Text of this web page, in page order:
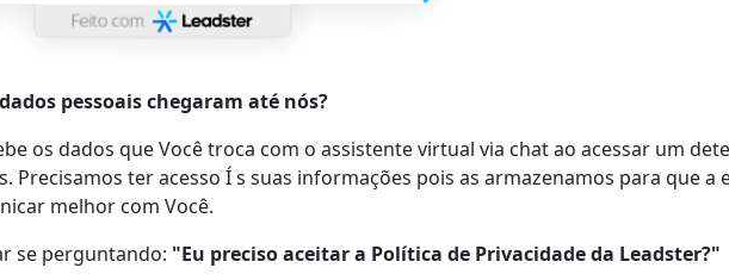
pessoais chegaram até nós?
os dados que Você troca com o assistente virtual via chat ao acessar um
Precisamos ter acesso Í s suas informações pois as armazenamos para que
melhor com Você.
se perguntando: "Eu preciso aceitar a Política de Privacidade da Leadster?"